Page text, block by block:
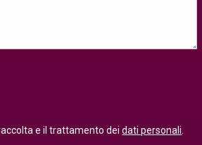
e il trattamento deidati personali.